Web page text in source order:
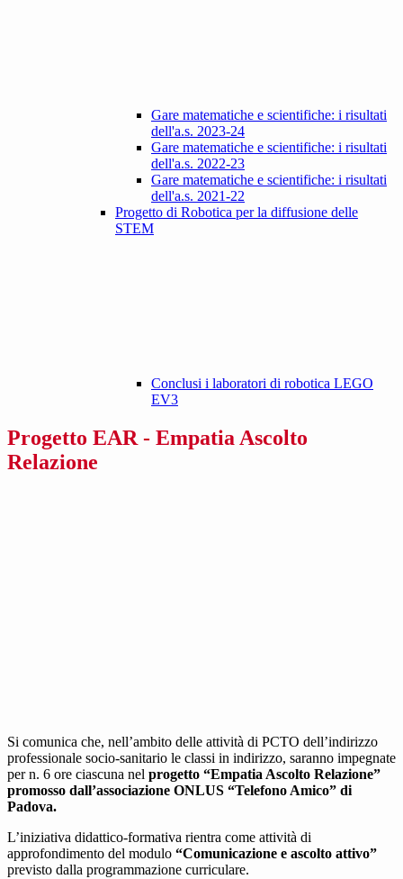
Gare matematiche e scientifiche: i risultati
dell'a.s. 2023-24
Gare matematiche e scientifiche: i risultati
dell'a.s. 2022-23
Gare matematiche e scientifiche: i risultati
dell'a.s. 2021-22
Progetto di Robotica per la diffusione delle
STEM
Conclusi i laboratori di robotica LEGO
EV3
Progetto EAR - Empatia Ascolto
Relazione
Si comunica che, nell’ambito delle attività di PCTO dell’indirizzo
professionale socio-sanitario le classi in indirizzo, saranno impegnate
per n. 6 ore ciascuna nel progetto “Empatia Ascolto Relazione”
promosso dall’associazione ONLUS “Telefono Amico” di
Padova.
L’iniziativa didattico-formativa rientra come attività di
approfondimento del modulo “Comunicazione e ascolto attivo”
previsto dalla programmazione curriculare.